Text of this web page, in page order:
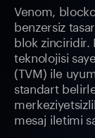
Venom,
benzersiz
blok zinciridir.
teknolojisi
(TVM) ile
standart
mesaj iletimi